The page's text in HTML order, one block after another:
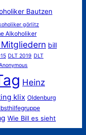
Bautzen
görlitz
Alkoholiker
bill
DLT 2019 DLT
Heinz
klix Oldenburg
Wie Bill es sieht